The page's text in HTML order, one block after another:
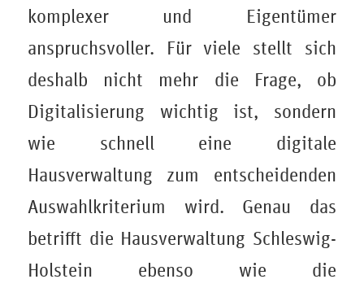
komplexer und Eigentümer
anspruchsvoller. Für viele stellt sich
deshalb nicht mehr die Frage, ob
Digitalisierung wichtig ist, sondern
wie schnell eine digitale
Hausverwaltung zum entscheidenden
Auswahlkriterium wird. Genau das
betrifft die Hausverwaltung Schleswig-
Holstein ebenso wie die